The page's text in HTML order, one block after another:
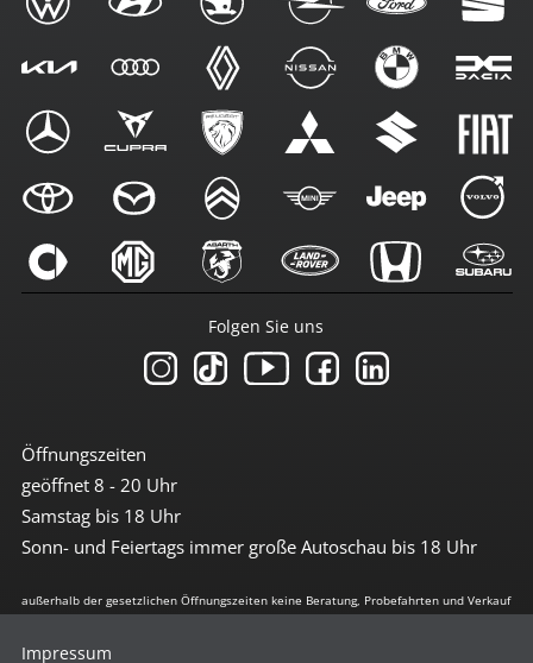
Öffnungszeiten
geöffnet 8 - 20 Uhr
Samstag bis 18 Uhr
Sonn- und Feiertags immer große Autoschau bis 18 Uhr
Folgen Sie uns
außerhalb der gesetzlichen Öffnungszeiten keine Beratung, Probefahrten und Verkauf
Impressum